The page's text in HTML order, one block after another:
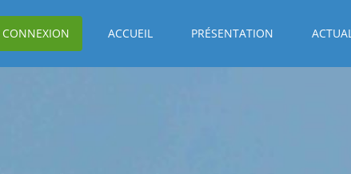
CONNEXION ACCUEIL PRÉSENTATION